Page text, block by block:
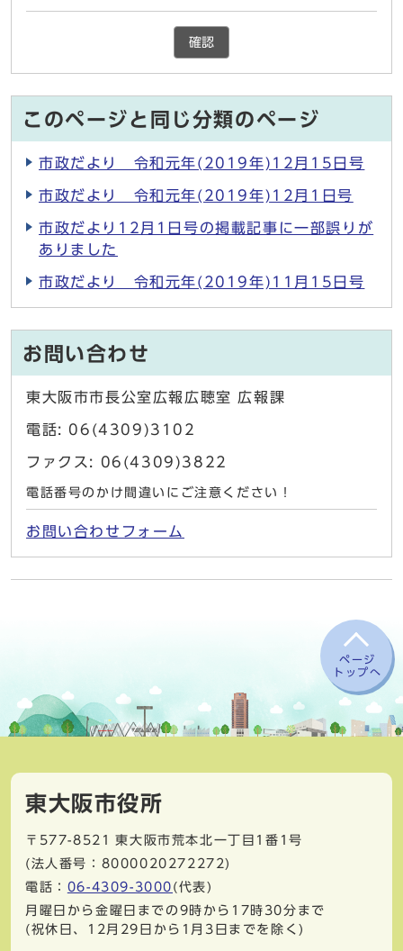
確認
このページと同じ分類のページ
市政だより 令和元年(2019年)12月15日号
市政だより 令和元年(2019年)12月1日号
市政だより12月1日号の掲載記事に一部誤りが
ありました
市政だより 令和元年(2019年)11月15日号
お問い合わせ
東大阪市市長公室広報広聴室 広報課
電話: 06(4309)3102
ファクス: 06(4309)3822
電話番号のかけ間違いにご注意ください！
お問い合わせフォーム
ページ
トップへ
東大阪市役所
〒577-8521
東大阪市荒本北一丁目1番1号
(法人番号：8000020272272)
電話： 06-4309-3000 (代表)
月曜日から金曜日までの9時から17時30分まで
(祝休日、12月29日から1月3日までを除く)